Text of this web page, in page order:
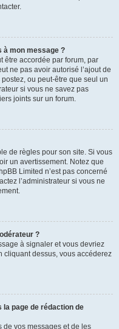
à mon message ?
être accordée par forum, par
ne pas avoir autorisé l’ajout de
ou peut-être que seul un
si vous ne savez pas
joints sur un forum.
de règles pour son site. Si vous
un avertissement. Notez que
Limited n’est pas concerné
l’administrateur si vous ne
?
à signaler et vous devriez
cliquant dessus, vous accéderez
la page de rédaction de
de vos messages et de les